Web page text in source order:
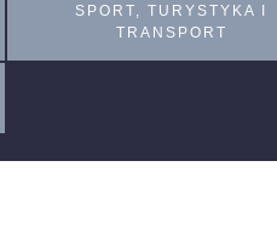
SPORT, TURYSTYKA I
TRANSPORT